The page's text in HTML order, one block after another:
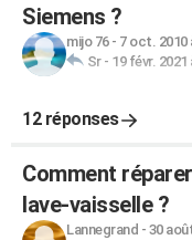
Siemens ?
mijo 76- 7 oct. 2010
Sr- 19 févr. 2021
12 réponses
Comment
lave-vaisselle ?
Lannegrand - 30